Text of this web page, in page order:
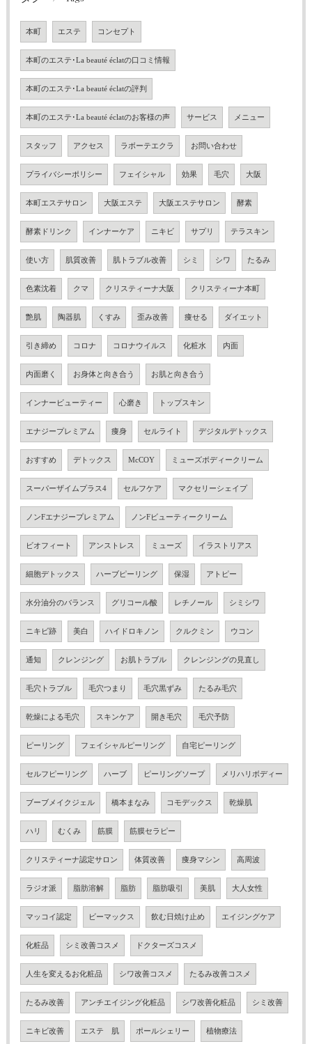
本町 エステ コンセプト
本町のエステ･La beauté éclatの口コミ情報
本町のエステ･La beauté éclatの評判
本町のエステ･La beauté éclatのお客様の声 サービス メニュー
スタッフ アクセス ラボーテエクラ お問い合わせ
プライバシーポリシー フェイシャル 効果 毛穴 大阪
本町エステサロン 大阪エステ 大阪エステサロン 酵素
酵素ドリンク インナーケア ニキビ サプリ テラスキン
使い方 肌質改善 肌トラブル改善 シミ シワ たるみ
色素沈着 クマ クリスティーナ大阪 クリスティーナ本町
艶肌 陶器肌 くすみ 歪み改善 痩せる ダイエット
引き締め コロナ コロナウイルス 化粧水 内面
内面磨く お身体と向き合う お肌と向き合う
インナービューティー 心磨き トップスキン
エナジープレミアム 痩身 セルライト デジタルデトックス
おすすめ デトックス McCOY ミューズボディークリーム
スーパーザイムプラス4 セルフケア マクセリーシェイプ
ノンFエナジープレミアム ノンFビューティークリーム
ビオフィート アンストレス ミューズ イラストリアス
細胞デトックス ハーブピーリング 保湿 アトピー
水分油分のバランス グリコール酸 レチノール シミシワ
ニキビ跡 美白 ハイドロキノン クルクミン ウコン
通知 クレンジング お肌トラブル クレンジングの見直し
毛穴トラブル 毛穴つまり 毛穴黒ずみ たるみ毛穴
乾燥による毛穴 スキンケア 開き毛穴 毛穴予防
ピーリング フェイシャルピーリング 自宅ピーリング
セルフピーリング ハーブ ピーリングソープ メリハリボディー
ブーブメイクジェル 橋本まなみ コモデックス 乾燥肌
ハリ むくみ 筋膜 筋膜セラピー
クリスティーナ認定サロン 体質改善 痩身マシン 高周波
ラジオ派 脂肪溶解 脂肪 脂肪吸引 美肌 大人女性
マッコイ認定 ビーマックス 飲む日焼け止め エイジングケア
化粧品 シミ改善コスメ ドクターズコスメ
人生を変えるお化粧品 シワ改善コスメ たるみ改善コスメ
たるみ改善 アンチエイジング化粧品 シワ改善化粧品 シミ改善
ニキビ改善 エステ 肌 ポールシェリー 植物療法